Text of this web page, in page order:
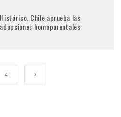
Histórico. Chile aprueba las
adopciones homoparentales
4